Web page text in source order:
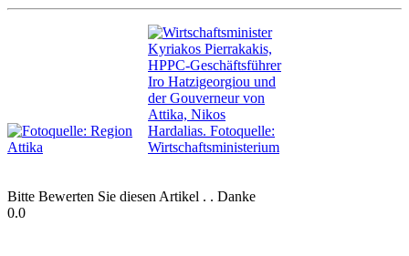
Bitte Bewerten Sie diesen Artikel . . Danke
0.0